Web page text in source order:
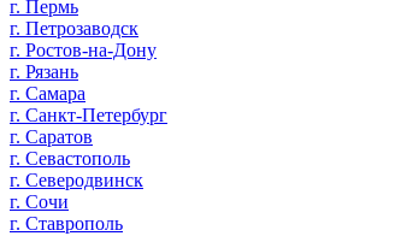
г. Пермь
г. Петрозаводск
г. Ростов-на-Дону
г. Рязань
г. Самара
г. Санкт-Петербург
г. Саратов
г. Севастополь
г. Северодвинск
г. Сочи
г. Ставрополь